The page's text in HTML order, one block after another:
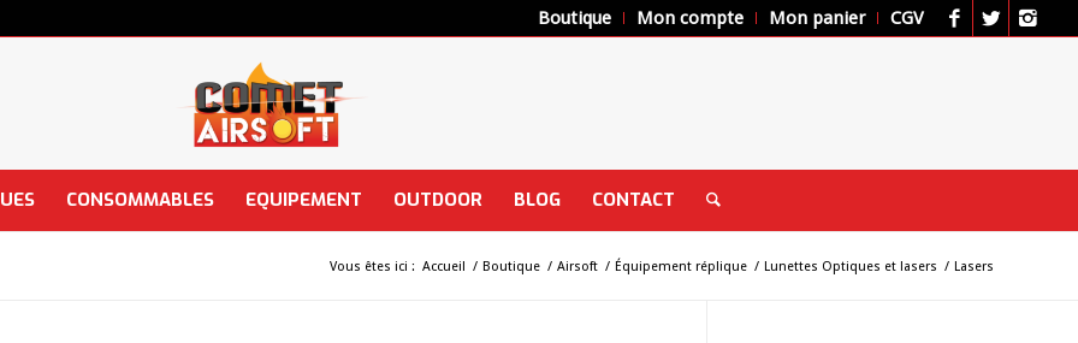
Boutique Mon compte Mon panier CGV
CONSOMMABLES EQUIPEMENT OUTDOOR BLOG CONTACT
Vous êtes ici : Accueil / Boutique / Airsoft / Équipement réplique / Lunettes Optiques et lasers / Lasers